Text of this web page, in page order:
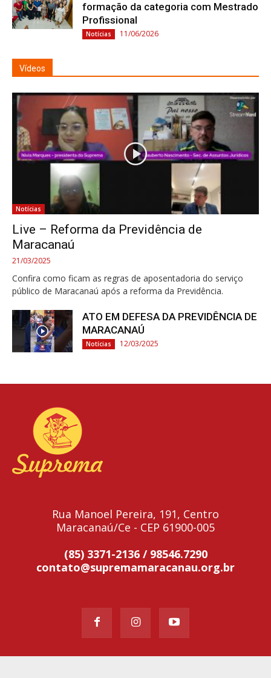
formação da categoria com Mestrado
Profissional
Notícias 11/06/2026
Vídeos
Notícias
Live – Reforma da Previdência de
Maracanaú
21/03/2025
Confira como ficam as regras de aposentadoria do serviço
público de Maracanaú após a reforma da Previdência.
ATO EM DEFESA DA PREVIDÊNCIA DE
MARACANAÚ
Notícias 12/03/2025
Rua Manoel Pereira, 191, Centro
Maracanaú/Ce - CEP 61900-005
(85) 3371-2136 / 98546.7290
contato@supremamaracanau.org.br